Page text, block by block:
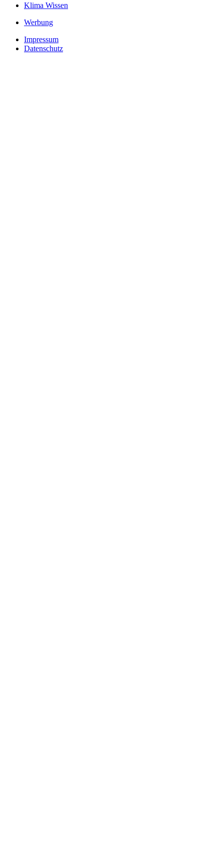
Klima Wissen
Werbung
Impressum
Datenschutz